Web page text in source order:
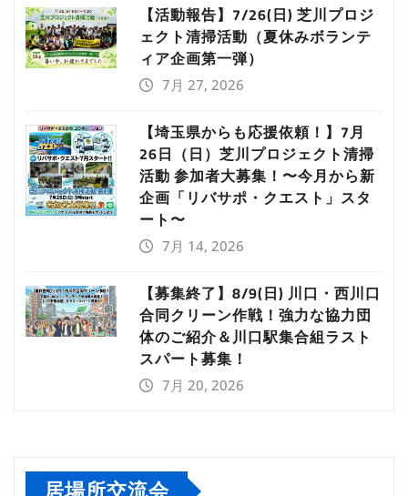
【活動報告】7/26(日) 芝川プロジ
ェクト清掃活動（夏休みボランテ
ィア企画第一弾）
7月 27, 2026
【埼玉県からも応援依頼！】7月
26日（日）芝川プロジェクト清掃
活動 参加者大募集！〜今月から新
企画「リバサポ・クエスト」スタ
ート〜
7月 14, 2026
【募集終了】8/9(日) 川口・西川口
合同クリーン作戦！強力な協力団
体のご紹介＆川口駅集合組ラスト
スパート募集！
7月 20, 2026